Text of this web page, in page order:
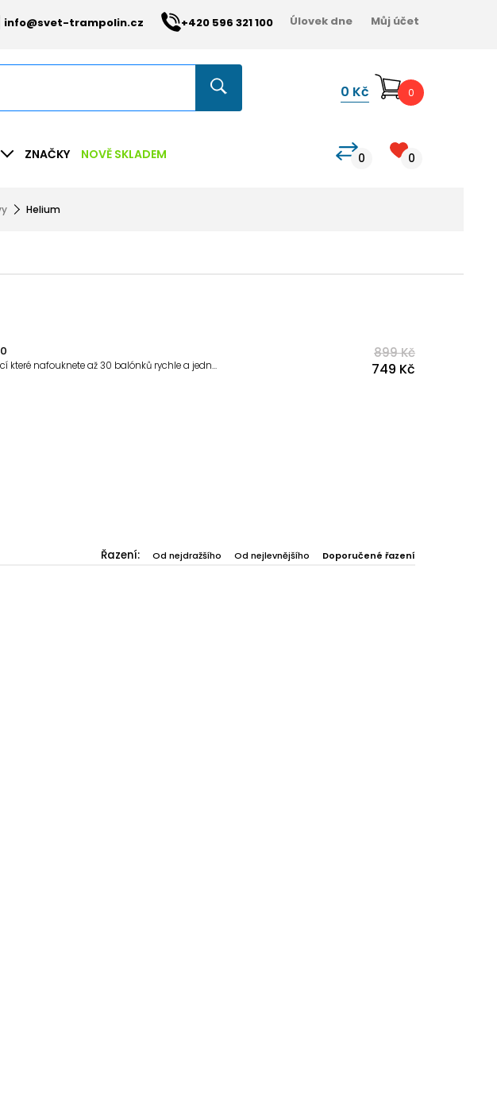
info@svet-trampolin.cz +420 596 321 100 Úlovek dne Můj účet
0 Kč 0
ZNAČKY NOVĚ SKLADEM 0 0
Helium
Praktická jednorázová bomba helia, pomocí které nafouknete až 30 balónků rychle a jednoduše. Láhev helia je nevratná, slouží na jedno použití, avšak balení je recyklovatelné.
899 Kč
749 Kč
Řazení: Od nejdražšího Od nejlevnějšího Doporučené řazení